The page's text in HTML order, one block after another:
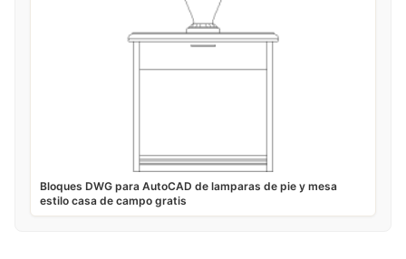
Bloques DWG para AutoCAD de lamparas de pie y mesa
estilo casa de campo gratis